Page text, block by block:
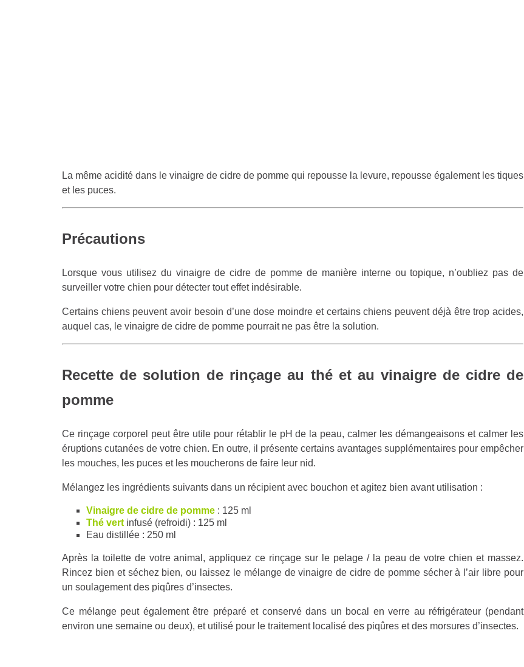
La même acidité dans le vinaigre de cidre de pomme qui repousse la levure, repousse également les tiques
et les puces.
Précautions
Lorsque vous utilisez du vinaigre de cidre de pomme de manière interne ou topique, n’oubliez pas de
surveiller votre chien pour détecter tout effet indésirable.
Certains chiens peuvent avoir besoin d’une dose moindre et certains chiens peuvent déjà être trop acides,
auquel cas, le vinaigre de cidre de pomme pourrait ne pas être la solution.
Recette de solution de rinçage au thé et au vinaigre de cidre de
pomme
Ce rinçage corporel peut être utile pour rétablir le pH de la peau, calmer les démangeaisons et calmer les
éruptions cutanées de votre chien. En outre, il présente certains avantages supplémentaires pour empêcher
les mouches, les puces et les moucherons de faire leur nid.
Mélangez les ingrédients suivants dans un récipient avec bouchon et agitez bien avant utilisation :
Vinaigre de cidre de pomme : 125 ml
Thé vert infusé (refroidi) : 125 ml
Eau distillée : 250 ml
Après la toilette de votre animal, appliquez ce rinçage sur le pelage / la peau de votre chien et massez.
Rincez bien et séchez bien, ou laissez le mélange de vinaigre de cidre de pomme sécher à l’air libre pour
un soulagement des piqûres d’insectes.
Ce mélange peut également être préparé et conservé dans un bocal en verre au réfrigérateur (pendant
environ une semaine ou deux), et utilisé pour le traitement localisé des piqûres et des morsures d’insectes.